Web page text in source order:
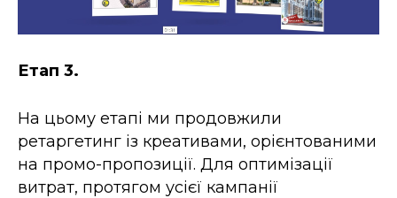
Етап 3.
На цьому етапі ми продовжили
ретаргетинг із креативами, орієнтованими
на промо-пропозиції. Для оптимізації
витрат, протягом усієї кампанії